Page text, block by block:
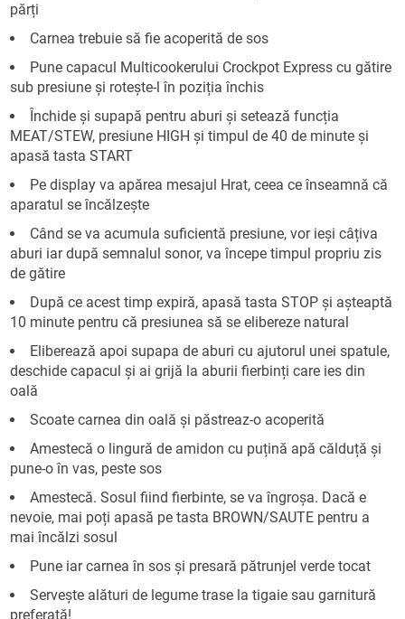
părți
Carnea trebuie să fie acoperită de sos
Pune capacul Multicookerului Crockpot Express cu gătire
sub presiune și rotește-l în poziția închis
Închide și supapă pentru aburi și setează funcția
MEAT/STEW, presiune HIGH și timpul de 40 de minute și
apasă tasta START
Pe display va apărea mesajul Hrat, ceea ce înseamnă că
aparatul se încălzește
Când se va acumula suficientă presiune, vor ieși câțiva
aburi iar după semnalul sonor, va începe timpul propriu zis
de gătire
După ce acest timp expiră, apasă tasta STOP și așteaptă
10 minute pentru că presiunea să se elibereze natural
Eliberează apoi supapa de aburi cu ajutorul unei spatule,
deschide capacul și ai grijă la aburii fierbinți care ies din
oală
Scoate carnea din oală și păstreaz-o acoperită
Amestecă o lingură de amidon cu puțină apă călduță și
pune-o în vas, peste sos
Amestecă. Sosul fiind fierbinte, se va îngroșa. Dacă e
nevoie, mai poți apasă pe tasta BROWN/SAUTE pentru a
mai încălzi sosul
Pune iar carnea în sos și presară pătrunjel verde tocat
Servește alături de legume trase la tigaie sau garnitură
preferată!